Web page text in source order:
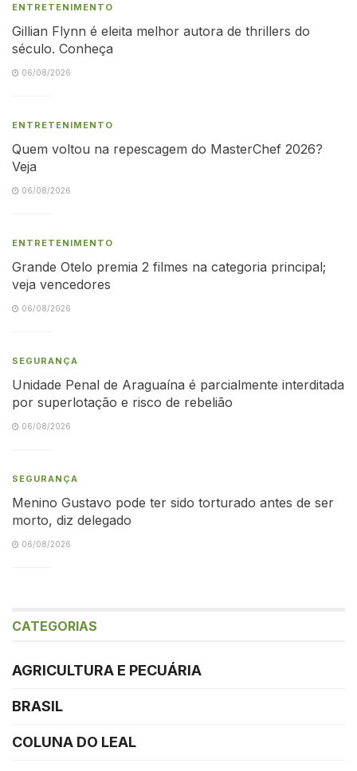
ENTRETENIMENTO
Gillian Flynn é eleita melhor autora de thrillers do
século. Conheça
06/08/2026
ENTRETENIMENTO
Quem voltou na repescagem do MasterChef 2026?
Veja
06/08/2026
ENTRETENIMENTO
Grande Otelo premia 2 filmes na categoria principal;
veja vencedores
06/08/2026
SEGURANÇA
Unidade Penal de Araguaína é parcialmente interditada
por superlotação e risco de rebelião
06/08/2026
SEGURANÇA
Menino Gustavo pode ter sido torturado antes de ser
morto, diz delegado
06/08/2026
CATEGORIAS
AGRICULTURA E PECUÁRIA
BRASIL
COLUNA DO LEAL